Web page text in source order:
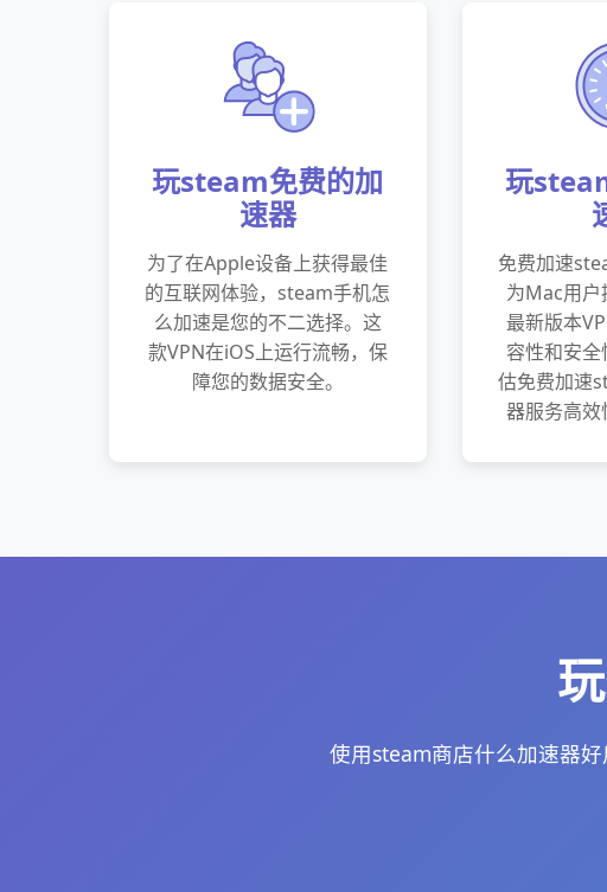
玩steam免费的加
速器
为了在Apple设备上获得最佳
的互联网体验，steam手机怎
么加速是您的不二选择。这
款VPN在iOS上运行流畅，保
障您的数据安全。
玩
免费加速
为Mac用户
最新版本
容性和安
估免费加速
器服务高效
使用steam商店什么加速器